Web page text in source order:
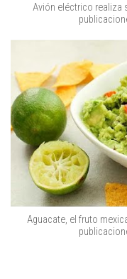
Avión eléctrico realiza
Aguacate, el fruto